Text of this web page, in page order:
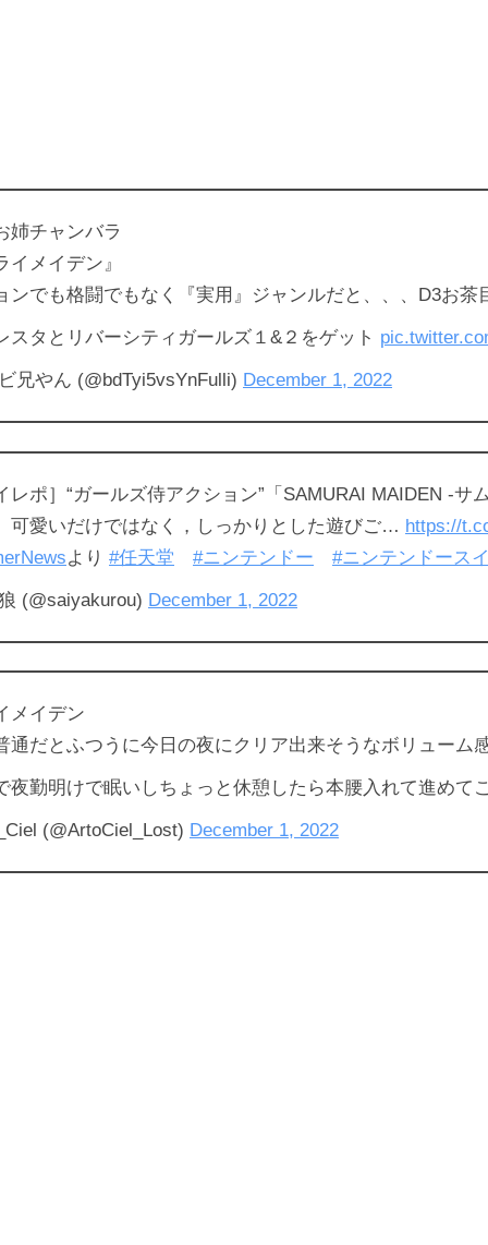
姉チャンバラ
イメイデン』
ンでも格闘でもなく『実用』ジャンルだと、、、D3お茶
スタとリバーシティガールズ１&２をゲット
兄やん (@bdTyi5vsYnFulli) December 1, 2022
レポ］“ガールズ侍アクション”「SAMURAI MAIDEN -サ
可愛いだけではなく，しっかりとした遊びご… https://
より #任天堂 #ニンテンドー #ニンテンドース
(@saiyakurou) December 1, 2022
メイデン
通だとふつうに今日の夜にクリア出来そうなボリューム
夜勤明けで眠いしちょっと休憩したら本腰入れて進めて
(@ArtoCiel_Lost) December 1, 2022